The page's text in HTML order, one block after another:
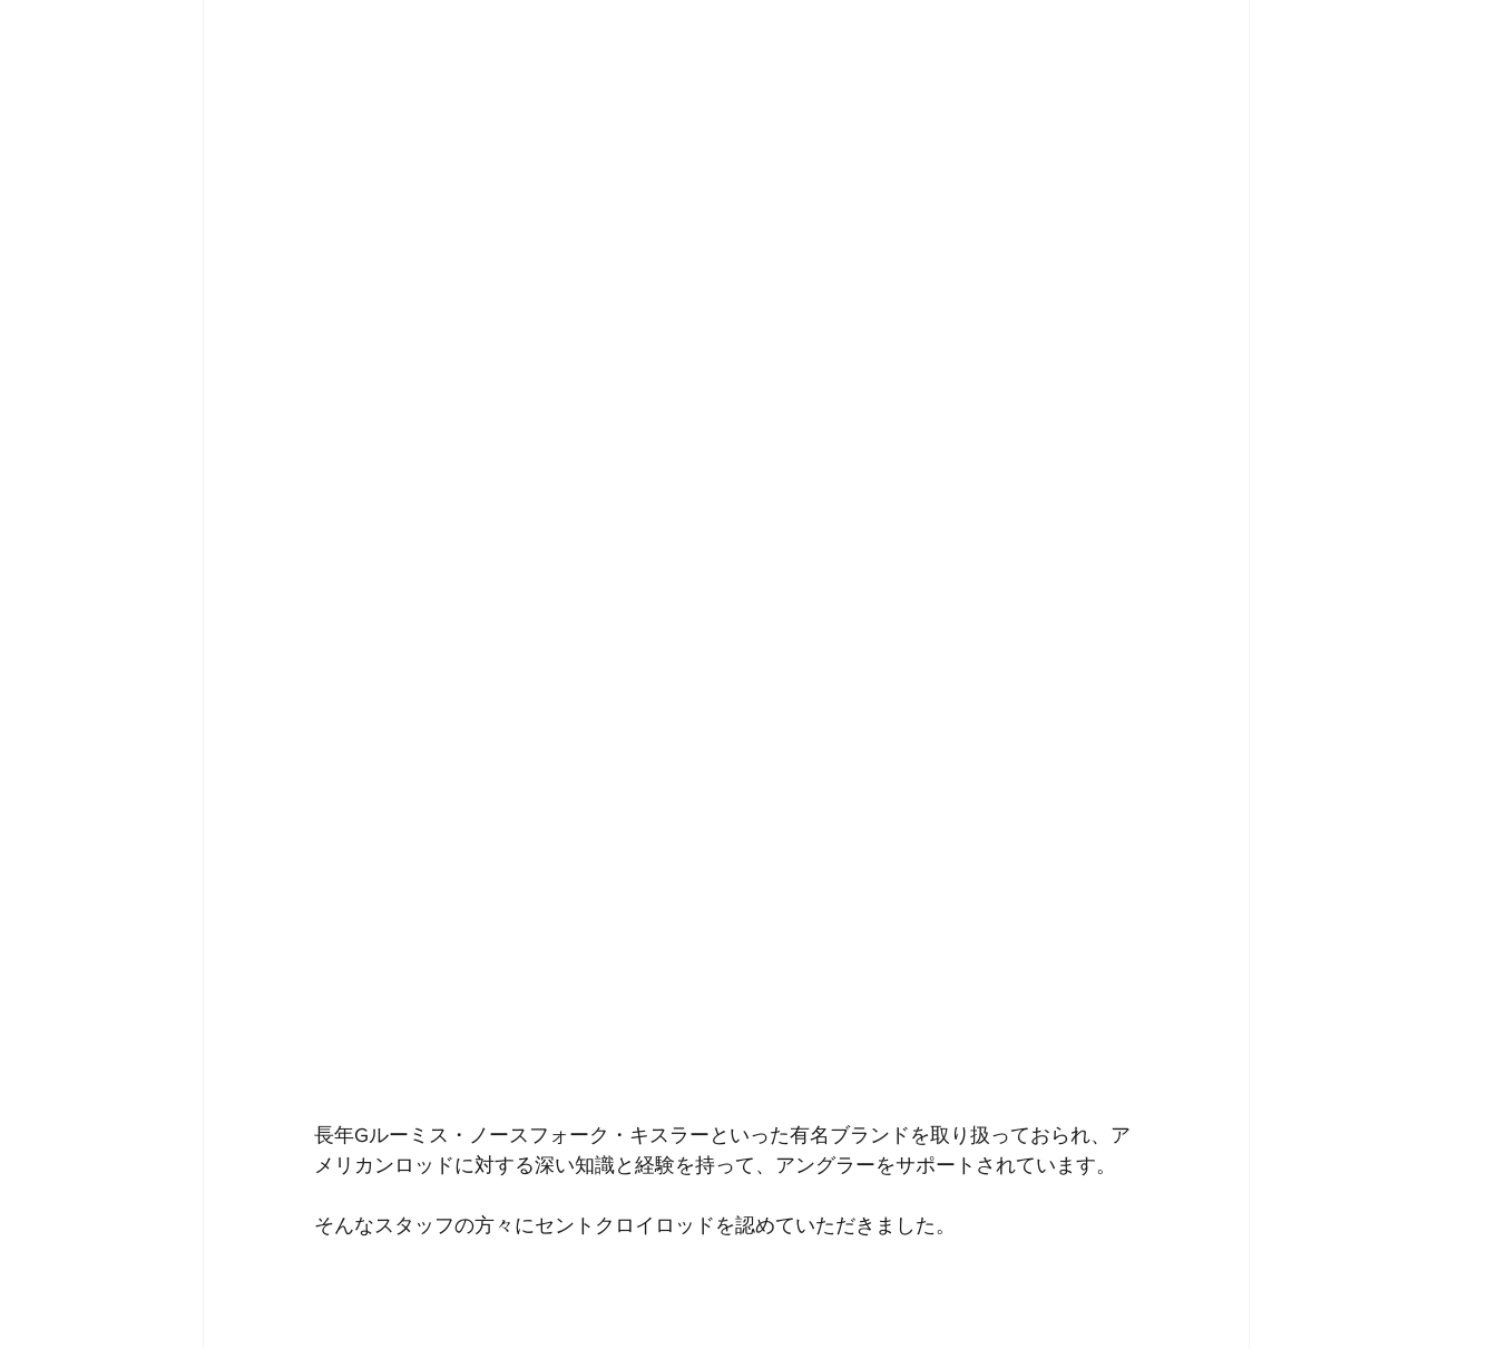
長年Gルーミス・ノースフォーク・キスラーといった有名ブランドを取り扱っておられ、ア
メリカンロッドに対する深い知識と経験を持って、アングラーをサポートされています。
そんなスタッフの方々にセントクロイロッドを認めていただきました。